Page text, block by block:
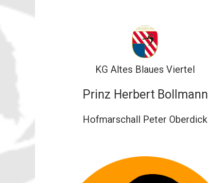
KG Altes Blaues Viertel
Prinz Herbert Bollmann
Hofmarschall Peter Oberdick